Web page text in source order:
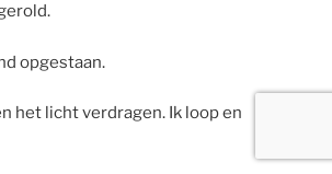
opgestaan.
het licht verdragen. Ik loop en